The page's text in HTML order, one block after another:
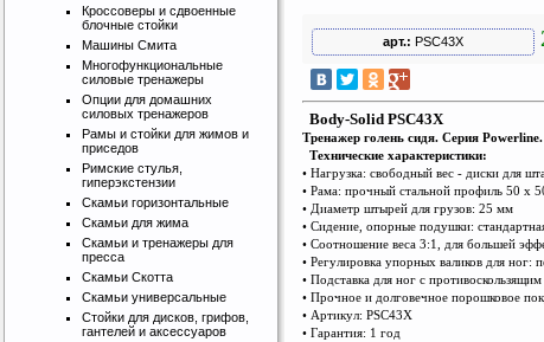
арт.: PSC43X
Body-Solid PSC43X
Тренажер голень сидя. Серия Powerline.
Технические характеристики:
• Нагрузка: свободный вес - диски для
• Рама: прочный стальной профиль 50 х
• Диаметр штырей для грузов: 25 мм
• Сидение, опорные подушки:
• Соотношение веса 3:1, для большей
• Регулировка упорных валиков для ног:
• Подставка для ног с
• Прочное и долговечное порошковое
• Артикул: PSC43X
• Гарантия: 1 год
Кроссоверы и сдвоенные
блочные стойки
Машины Смита
Многофункциональные
силовые тренажеры
Опции для домашних
силовых тренажеров
Рамы и стойки для жимов и
приседов
Римские стулья,
гиперэкстензии
Скамьи горизонтальные
Скамьи для жима
Скамьи и тренажеры для
пресса
Скамьи Скотта
Скамьи универсальные
Стойки для дисков, грифов,
гантелей и аксессуаров